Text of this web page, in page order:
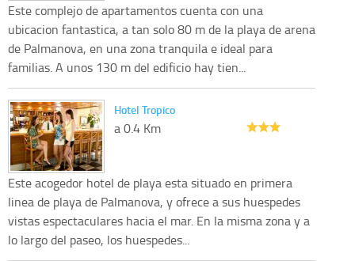
Este complejo de apartamentos cuenta con una
ubicacion fantastica, a tan solo 80 m de la playa de arena
de Palmanova, en una zona tranquila e ideal para
familias. A unos 130 m del edificio hay tien...
Hotel Tropico
a 0.4 Km
Este acogedor hotel de playa esta situado en primera
linea de playa de Palmanova, y ofrece a sus huespedes
vistas espectaculares hacia el mar. En la misma zona y a
lo largo del paseo, los huespedes...